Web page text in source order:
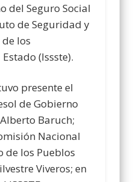
del Seguro Social
de Seguridad y
de los
(Issste).
presente el
de Gobierno
Baruch;
Nacional
de los Pueblos
Viveros; en